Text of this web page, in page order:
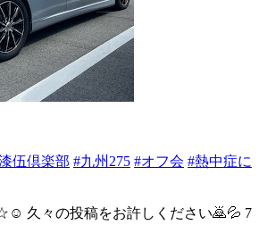
伍倶楽部 #九州275 #オフ会 #熱中症に
久々の投稿をお許しください🙇💦 7